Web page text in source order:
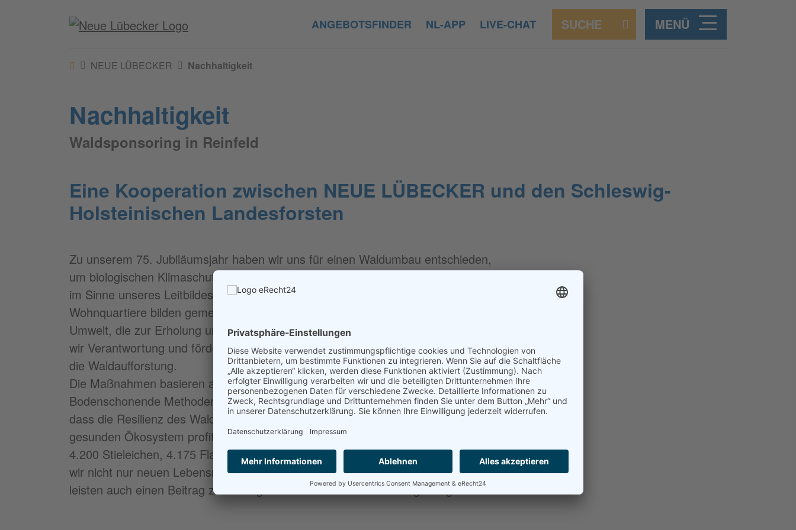
Navigation überspringen
ANGEBOTSFINDER NL-APP LIVE-CHAT MENÜ
NEUE LÜBECKER Nachhaltigkeit
Nachhaltigkeit
Waldsponsoring in Reinfeld
Eine Kooperation zwischen NEUE LÜBECKER und den Schleswig-
Holsteinischen Landesforsten
Zu unserem 75. Jubiläumsjahr haben wir uns für einen Waldumbau entschieden,
um biologischen Klimaschutz und Biodiversität zu fördern. Damit investieren wir – ganz
im Sinne unseres Leitbildes – über den Wohnungsbau hinaus in die Zukunft. Unsere
Wohnquartiere bilden gemeinsam mit Naturbereichen eine attraktive und lebenswerte
Umwelt, die zur Erholung und zum Klimaausgleich beiträgt. Damit übernehmen
wir Verantwortung und fördern zusammen mit den Schleswig-Holsteinischen Landesforsten
die Waldaufforstung.
Die Maßnahmen basieren auf den Grundsätzen der naturnahen Waldwirtschaft.
Bodenschonende Methoden, Baumartenvielfalt und die Vermeidung von Kahlflächen unterstützen,
dass die Resilienz des Waldes gefördert wird und zukünftige Generationen von einem
gesunden Ökosystem profitieren können. Mit der Pflanzung von 8.100 Weißtannen,
4.200 Stieleichen, 4.175 Flatterulmen, 900 Roterlen sowie 700 Schwarznüssen schaffen
wir nicht nur neuen Lebensraum für unsere heimische Fauna und Flora, sondern wir
leisten auch einen Beitrag zur ökologischen Vielfalt in unserer Umgebung.